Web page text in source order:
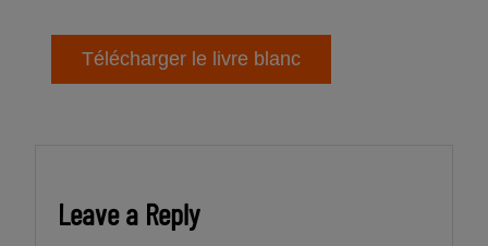
Leave a Reply